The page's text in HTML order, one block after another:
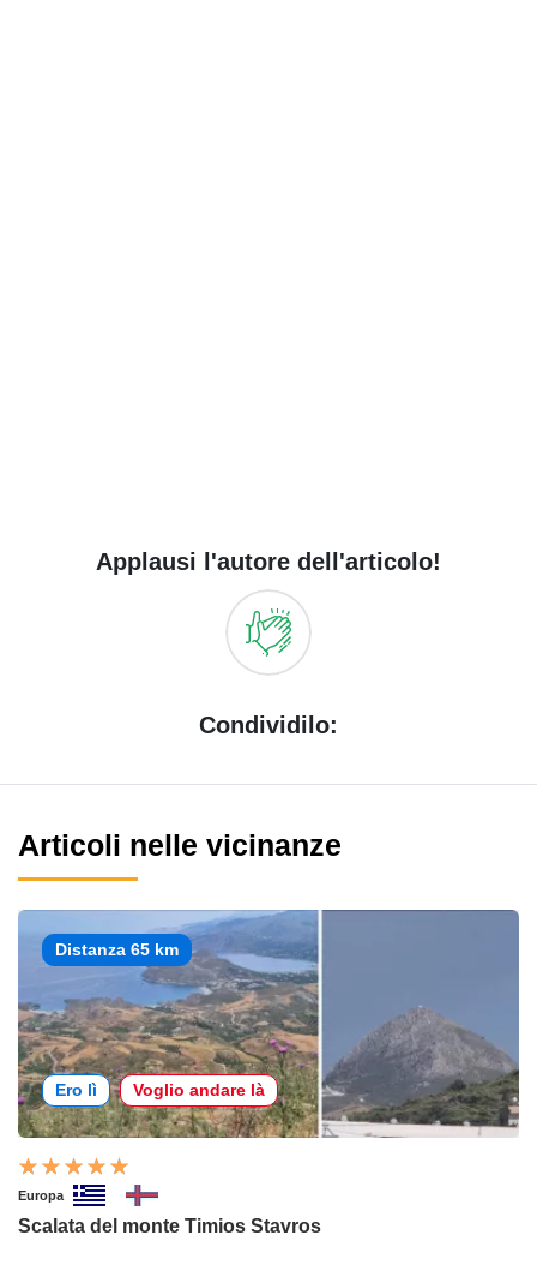
Applausi l'autore dell'articolo!
Condividilo:
Articoli nelle vicinanze
Distanza 65 km
Ero lì Voglio andare là
Europa
Scalata del monte Timios Stavros